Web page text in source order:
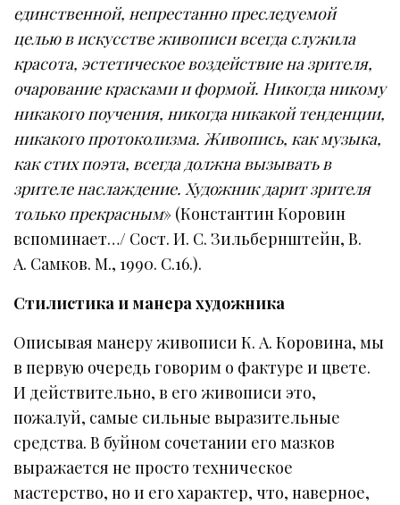
единственной, непрестанно преследуемой
целью в искусстве живописи всегда служила
красота, эстетическое воздействие на зрителя,
очарование красками и формой. Никогда никому
никакого поучения, никогда никакой тенденции,
никакого протоколизма. Живопись, как музыка,
как стих поэта, всегда должна вызывать в
зрителе наслаждение. Художник дарит зрителя
только прекрасным» (Константин Коровин
вспоминает…/ Сост. И. С. Зильбернштейн, В.
А. Самков. М., 1990. С.16.).
Стилистика и манера художника
Описывая манеру живописи К. А. Коровина, мы
в первую очередь говорим о фактуре и цвете.
И действительно, в его живописи это,
пожалуй, самые сильные выразительные
средства. В буйном сочетании его мазков
выражается не просто техническое
мастерство, но и его характер, что, наверное,